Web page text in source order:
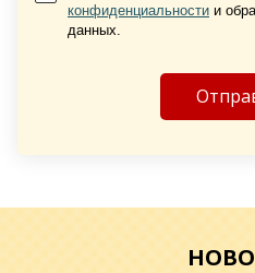
конфиденциальности и
данных.